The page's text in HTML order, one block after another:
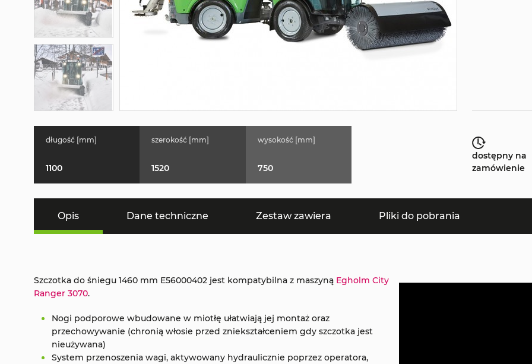
długość [mm]
1100
szerokość [mm]
1520
wysokość [mm]
750
dostępny na
zamówienie
Opis Dane techniczne Zestaw zawiera Pliki do pobrania
Szczotka do śniegu 1460 mm E56000402 jest kompatybilna z maszyną Egholm City
Ranger 3070.
Nogi podporowe wbudowane w miotłę ułatwiają jej montaż oraz
przechowywanie (chronią włosie przed zniekształceniem gdy szczotka jest
nieużywana)
System przenoszenia wagi, aktywowany hydraulicznie poprzez operatora,